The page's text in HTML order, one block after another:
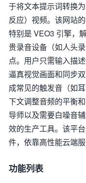
于将文本提示词转换
反应）视频。该网站
特别是 VEO3 引擎，
贵录音设备（如人头
点。用户只需输入描
逼真视觉画面和同步
成常见的触发音（如
下文调整音频的平衡
导师以及需要白噪音
效的生产工具。该平
件，依靠高性能云端
功能列表